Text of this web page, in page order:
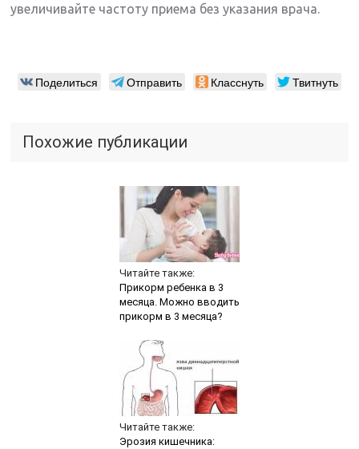
увеличивайте частоту приема без указания врача.
Поделиться Отправить Класснуть Твитнуть
Похожие публикации
Читайте также:
Прикорм ребенка в 3
месяца. Можно вводить
прикорм в 3 месяца?
Читайте также:
Эрозия кишечника: